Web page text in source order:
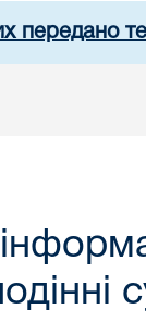
передано